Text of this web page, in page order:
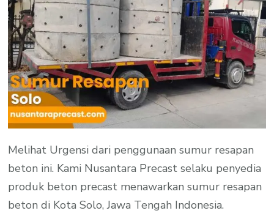
Melihat Urgensi dari penggunaan sumur resapan
beton ini. Kami Nusantara Precast selaku penyedia
produk beton precast menawarkan sumur resapan
beton di Kota Solo, Jawa Tengah Indonesia.